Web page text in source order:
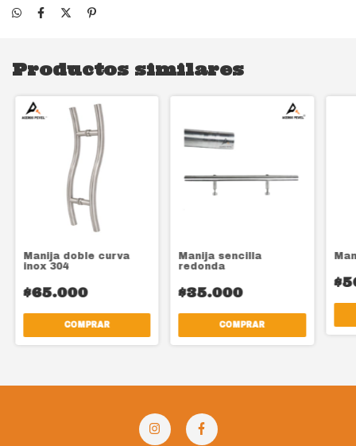
Productos similares
Manija doble curva
inox 304
$65.000
COMPRAR
Manija sencilla
redonda
$35.000
COMPRAR